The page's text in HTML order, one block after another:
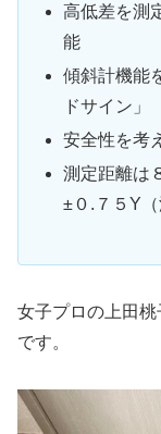
高低差を測
能
傾斜計機能
ドサイン」
安全性を考
測定距離は
±０.７５Y（
女子プロの上田
です。